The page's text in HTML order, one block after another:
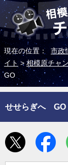
現在の位置： 市政
イト>相模原チャ
GO
せせらぎへ GO